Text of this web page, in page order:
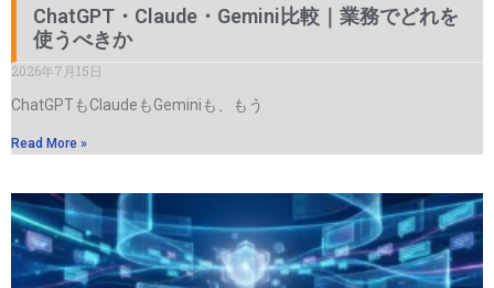
ChatGPT・Claude・Gemini比較｜業務でどれを
使うべきか
2026年7月15日
ChatGPTもClaudeもGeminiも、もう
Read More »